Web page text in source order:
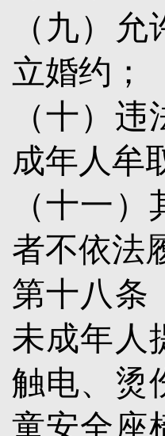
（九）
立婚约；
（十）
成年人牟
（十一
者不依法
第十八条
未成年人
触电、烫
童安全座